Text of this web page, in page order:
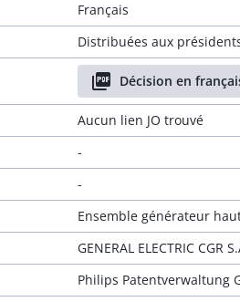
Français
Distribuées aux
Décision en
Aucun lien JO trouvé
-
-
Ensemble générateur
GENERAL ELECTRIC CGR
Philips Patentverwaltung